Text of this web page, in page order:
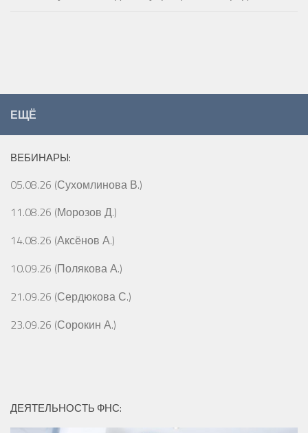
ЕЩЁ
ВЕБИНАРЫ:
05.08.26 (Сухомлинова В.)
11.08.26 (Морозов Д.)
14.08.26 (Аксёнов А.)
10.09.26 (Полякова А.)
21.09.26 (Сердюкова С.)
23.09.26 (Сорокин А.)
ДЕЯТЕЛЬНОСТЬ ФНС: